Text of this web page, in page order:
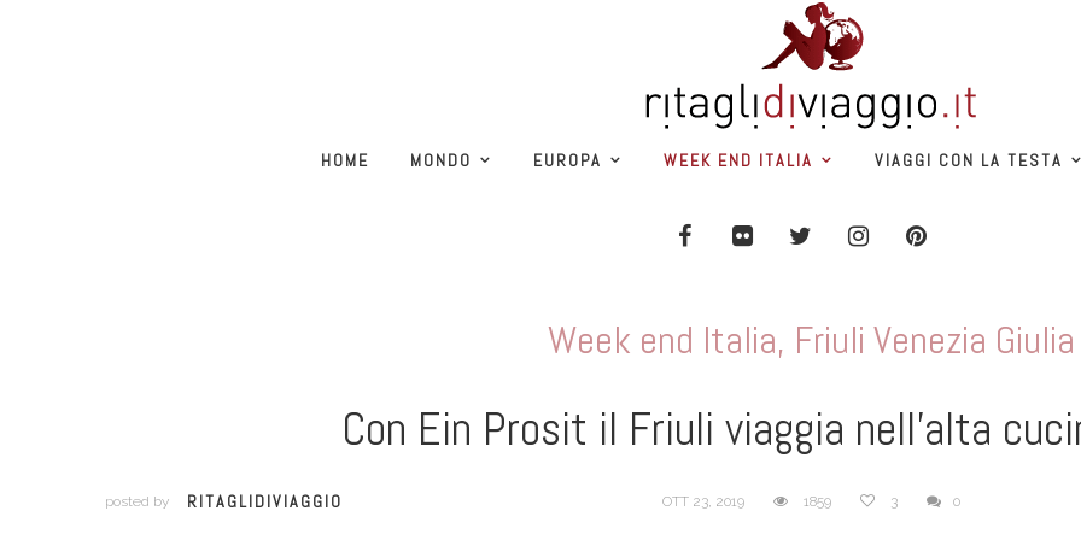
HOME MONDO EUROPA WEEK END ITALIA VIAGGI CON LA TESTA
Week end Italia, Friuli Venezia Giulia
Con Ein Prosit il Friuli viaggia nell’alta
posted by RITAGLIDIVIAGGIO OTT 23, 2019 1859 3 0